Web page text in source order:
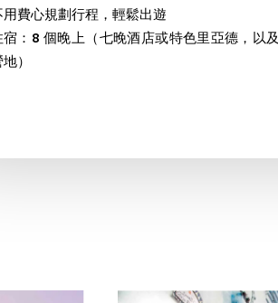
用費心規劃行程，輕鬆出遊
宿：8 個晚上（七晚酒店或特色里亞德，以
）